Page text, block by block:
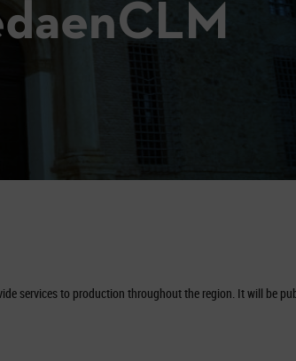
services to production throughout the region. It will be